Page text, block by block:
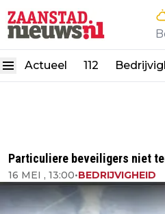
Actueel 112
Particuliere beveiligers niet
16 MEI , 13:00•BEDRIJVIGHEID